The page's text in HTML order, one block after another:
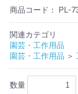
商品コード： PL-
関連カテゴリ
園芸・工作用品
園芸・工作用品 ＞
数量